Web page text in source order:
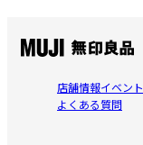
店舗情報イベント
よくある質問